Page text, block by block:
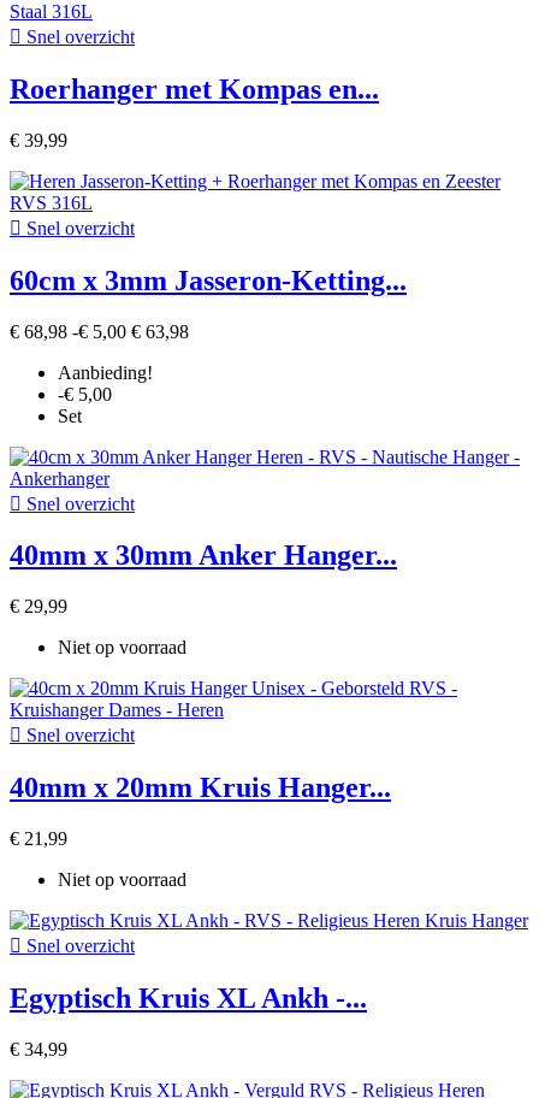
 Snel overzicht
Roerhanger met Kompas en...
€ 39,99
 Snel overzicht
60cm x 3mm Jasseron-Ketting...
€ 68,98 -€ 5,00 € 63,98
Aanbieding!
-€ 5,00
Set
 Snel overzicht
40mm x 30mm Anker Hanger...
€ 29,99
Niet op voorraad
 Snel overzicht
40mm x 20mm Kruis Hanger...
€ 21,99
Niet op voorraad
 Snel overzicht
Egyptisch Kruis XL Ankh -...
€ 34,99